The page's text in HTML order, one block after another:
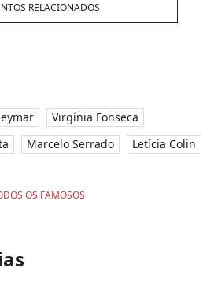
RELACIONADOS
Virgínia Fonseca
Marcelo Serrado
Letícia Colin
OS FAMOSOS